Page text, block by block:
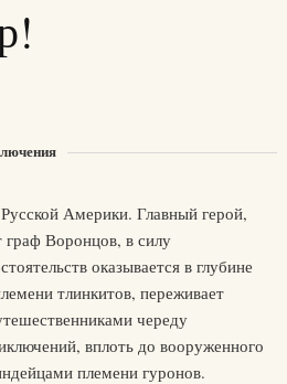
Америки. Главный герой,
граф Воронцов, в силу
оказывается в глубине
тлинкитов, переживает
череду
вплоть до вооруженного
племени гуронов.